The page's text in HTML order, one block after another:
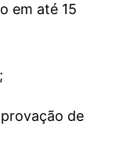
em até 15
de